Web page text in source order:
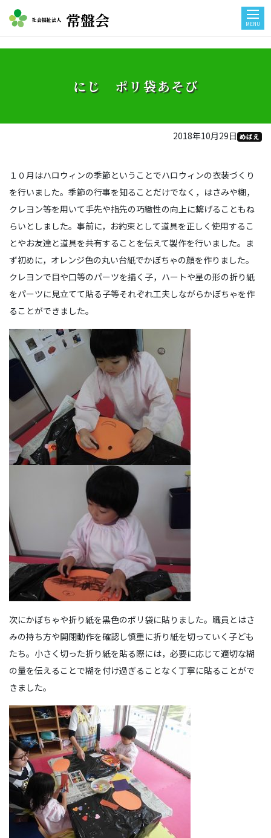
社会福祉法人 常盤会 MENU
にじ ポリ袋あそび
2018年10月29日 めばえ
１０月はハロウィンの季節ということでハロウィンの衣装づくり
を行いました。季節の行事を知ることだけでなく，はさみや糊，
クレヨン等を用いて手先や指先の巧緻性の向上に繋げることもね
らいとしました。事前に，お約束として道具を正しく使用するこ
とやお友達と道具を共有することを伝えて製作を行いました。ま
ず初めに，オレンジ色の丸い台紙でかぼちゃの顔を作りました。
クレヨンで目や口等のパーツを描く子，ハートや星の形の折り紙
をパーツに見立てて貼る子等それぞれ工夫しながらかぼちゃを作
ることができました。
次にかぼちゃや折り紙を黒色のポリ袋に貼りました。職員とはさ
みの持ち方や開閉動作を確認し慎重に折り紙を切っていく子ども
たち。小さく切った折り紙を貼る際には，必要に応じて適切な糊
の量を伝えることで糊を付け過ぎることなく丁寧に貼ることがで
きました。